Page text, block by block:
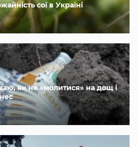
сої в Україні
як не «молитися» на дощ і